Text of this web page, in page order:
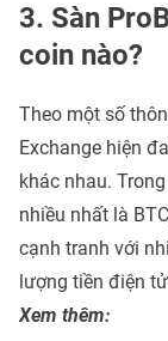
3. Sàn
coin nào?
Theo một số
Exchange hiện
khác nhau.
nhiều nhất là
cạnh tranh với
lượng tiền điện
Xem thêm: